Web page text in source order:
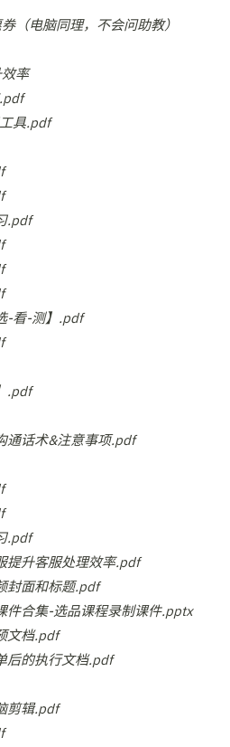
（电脑同理，不会问助教）
率
具.pdf
.pdf
-看-测】.pdf
.pdf
通话术&注意事项.pdf
.pdf
提升客服处理效率.pdf
封面和标题.pdf
件合集-选品课程录制课件.pptx
文档.pdf
后的执行文档.pdf
剪辑.pdf